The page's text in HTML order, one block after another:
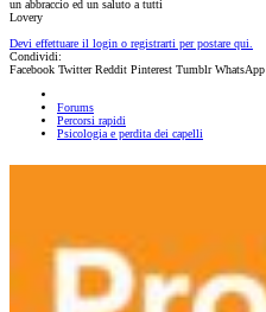
un abbraccio ed un saluto a tutti
Lovery
Devi effettuare il login o registrarti per postare qui.
Condividi:
Facebook Twitter Reddit Pinterest Tumblr WhatsApp
Forums
Percorsi rapidi
Psicologia e perdita dei capelli